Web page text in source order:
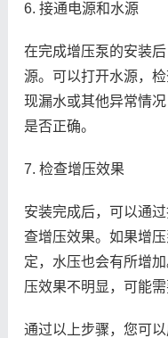
6. 接通电源和水源
在完成增压泵的安装
源。可以打开水源，
现漏水或其他异常情
是否正确。
7. 检查增压效果
安装完成后，可以通
查增压效果。如果增
定，水压也会有所增
压效果不明显，可能
通过以上步骤，您可